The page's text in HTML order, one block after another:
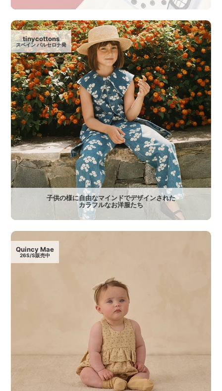
tinycottons
スペイン バルセロナ発
子供の様に自由なマインドでデザインされた
カラフルなお洋服たち
Quincy Mae
26S/S販売中